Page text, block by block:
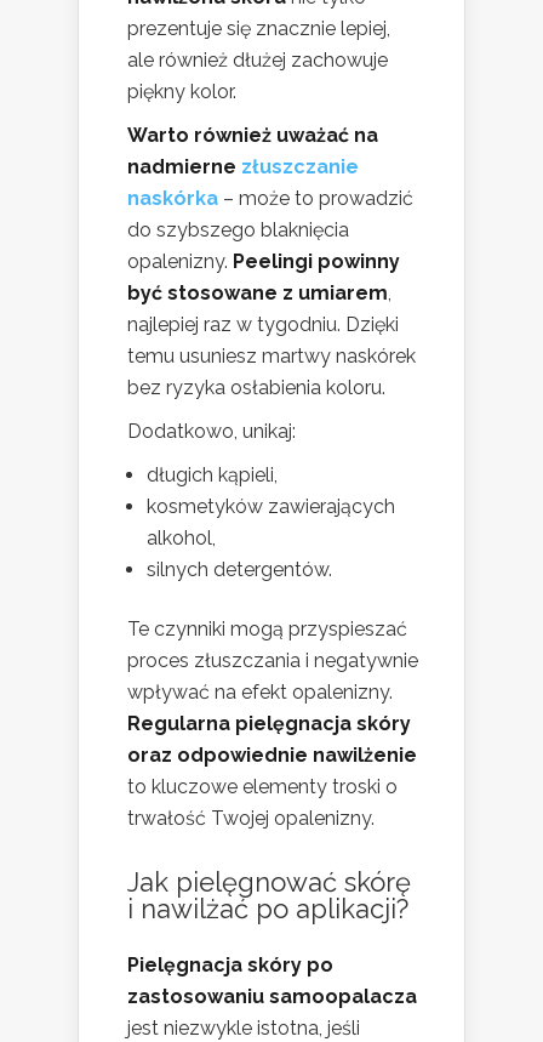
prezentuje się znacznie lepiej,
ale również dłużej zachowuje
piękny kolor.
Warto również uważać na
nadmierne złuszczanie
naskórka – może to prowadzić
do szybszego blaknięcia
opalenizny. Peelingi powinny
być stosowane z umiarem,
najlepiej raz w tygodniu. Dzięki
temu usuniesz martwy naskórek
bez ryzyka osłabienia koloru.
Dodatkowo, unikaj:
długich kąpieli,
kosmetyków zawierających
alkohol,
silnych detergentów.
Te czynniki mogą przyspieszać
proces złuszczania i negatywnie
wpływać na efekt opalenizny.
Regularna pielęgnacja skóry
oraz odpowiednie nawilżenie
to kluczowe elementy troski o
trwałość Twojej opalenizny.
Jak pielęgnować skórę
i nawilżać po aplikacji?
Pielęgnacja skóry po
zastosowaniu samoopalacza
jest niezwykle istotna, jeśli